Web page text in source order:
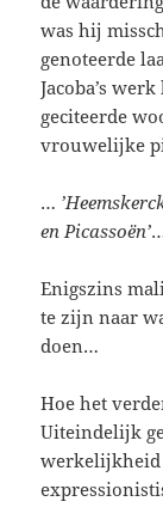
was hij
genoteerde
Jacoba’s
geciteerde
vrouwelijke
…
en Picassoën’
Enigszins
te zijn naar
doen…
Hoe het
Uiteindelijk
werkelijkheid